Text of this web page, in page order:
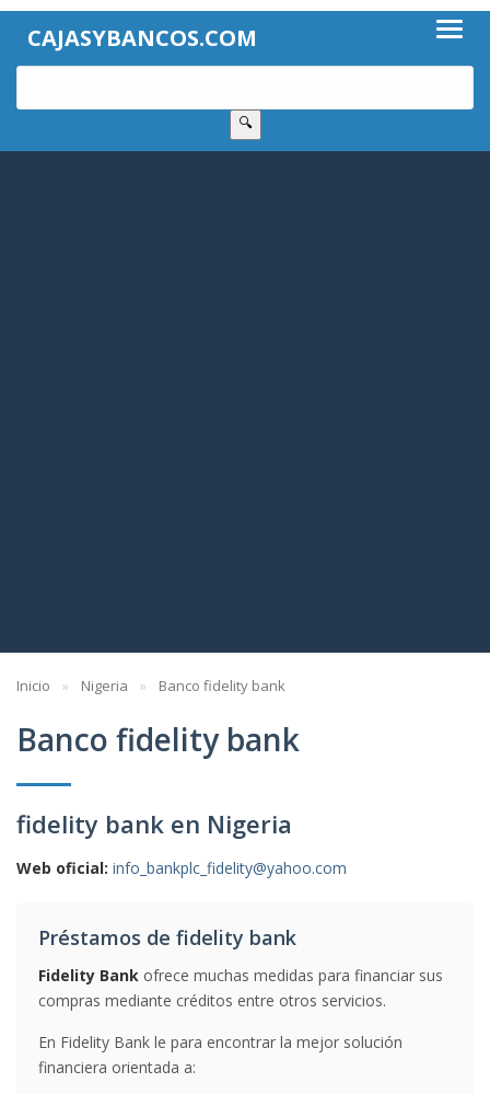
CAJASYBANCOS.COM
🔍
Inicio Nigeria Banco fidelity bank
Banco fidelity bank
fidelity bank en Nigeria
Web oficial: info_bankplc_fidelity@yahoo.com
Préstamos de fidelity bank
Fidelity Bank ofrece muchas medidas para financiar sus
compras mediante créditos entre otros servicios.
En Fidelity Bank le para encontrar la mejor solución
financiera orientada a: